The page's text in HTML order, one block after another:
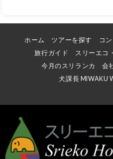
ホーム ツアーを探す コ
旅行ガイド
スリーエコ
今月のスリランカ
会
犬課長 MIWAKU